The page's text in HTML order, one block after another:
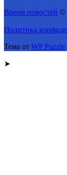
Время новостей ©
Политика
Тема от WP Puzzle
➤